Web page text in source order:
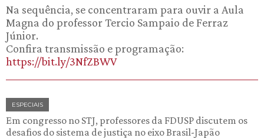
Na sequência, se concentraram para ouvir a Aula
Magna do professor Tercio Sampaio de Ferraz
Júnior.
Confira transmissão e programação:
https://bit.ly/3NfZBWV
ESPECIAIS
Em congresso no STJ, professores da FDUSP discutem os
desafios do sistema de justiça no eixo Brasil-Japão